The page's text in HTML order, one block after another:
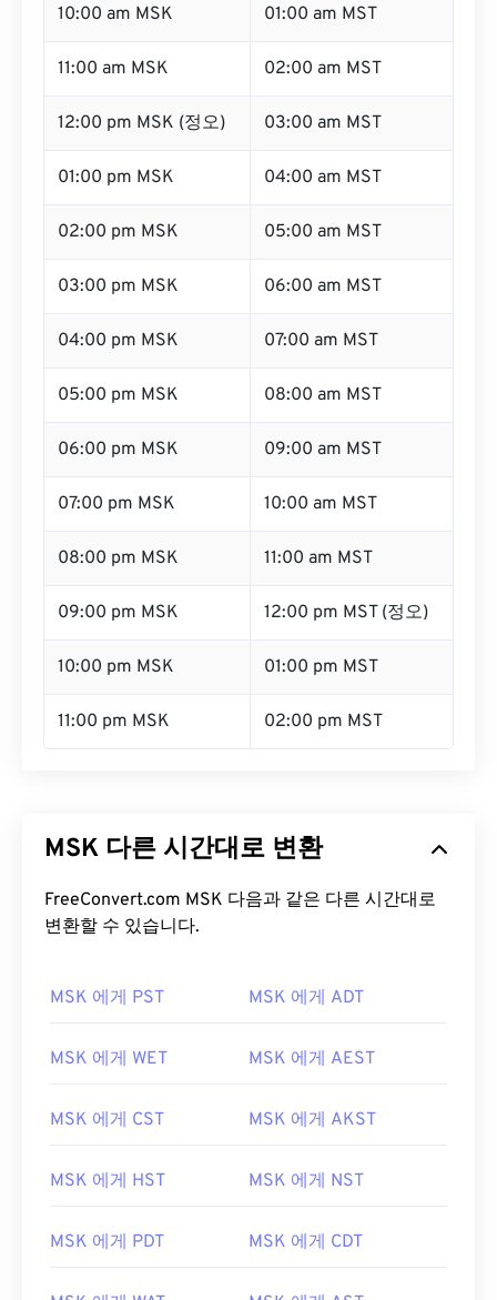
10:00 am MSK 01:00 am MST
11:00 am MSK 02:00 am MST
12:00 pm MSK (정오) 03:00 am MST
01:00 pm MSK 04:00 am MST
02:00 pm MSK 05:00 am MST
03:00 pm MSK 06:00 am MST
04:00 pm MSK 07:00 am MST
05:00 pm MSK 08:00 am MST
06:00 pm MSK 09:00 am MST
07:00 pm MSK 10:00 am MST
08:00 pm MSK 11:00 am MST
09:00 pm MSK 12:00 pm MST (정오)
10:00 pm MSK 01:00 pm MST
11:00 pm MSK 02:00 pm MST
MSK 다른 시간대로 변환
FreeConvert.com MSK 다음과 같은 다른 시간대로
변환할 수 있습니다.
MSK 에게 PST MSK 에게 ADT
MSK 에게 WET MSK 에게 AEST
MSK 에게 CST MSK 에게 AKST
MSK 에게 HST MSK 에게 NST
MSK 에게 PDT MSK 에게 CDT